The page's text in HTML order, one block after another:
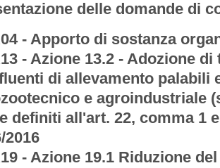
delle domande di
- Apporto di sostanza
- Azione 13.2 - Adozione
di allevamento palabili
e agroindustriale
definiti all'art. 22, comma 1
2016
- Azione 19.1 Riduzione